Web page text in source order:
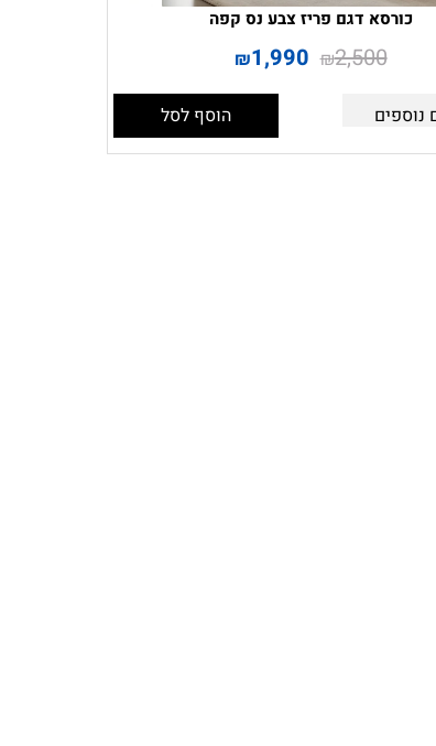
כורסא דגם פריז צבע נס קפה
₪2,500
₪1,990
נוספים הוסף לסל